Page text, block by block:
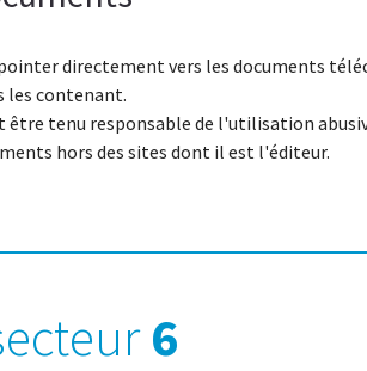
directement vers les documents
les contenant.
être tenu responsable de l'utilisation
hors des sites dont il est l'éditeur.
6